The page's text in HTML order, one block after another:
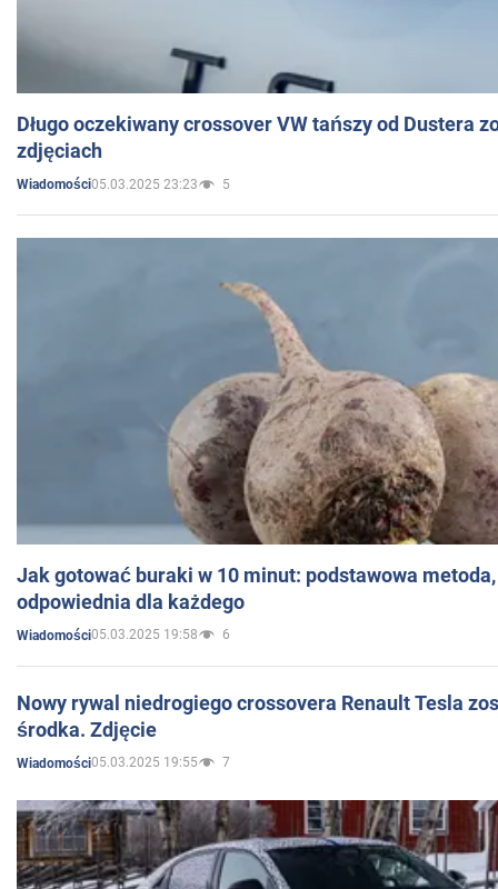
Długo oczekiwany crossover VW tańszy od Dustera
zdjęciach
Wiadomości05.03.2025 23:23 5
Jak gotować buraki w 10 minut: podstawowa
odpowiednia dla każdego
Wiadomości05.03.2025 19:58 6
Nowy rywal niedrogiego crossovera Renault Tesla
środka. Zdjęcie
Wiadomości05.03.2025 19:55 7